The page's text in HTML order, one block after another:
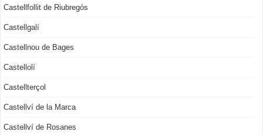
Castellfollit de Riubregós
Castellgalí
Castellnou de Bages
Castellolí
Castellterçol
Castellví de la Marca
Castellví de Rosanes